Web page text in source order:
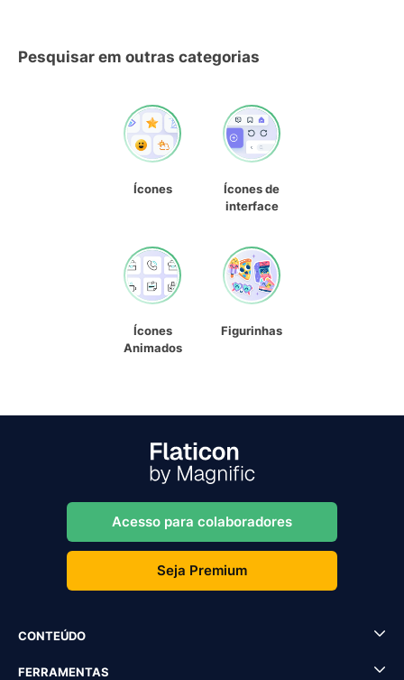
Pesquisar em outras categorias
Ícones
Ícones de
interface
Ícones
Animados
Figurinhas
Acesso para colaboradores
Seja Premium
CONTEÚDO
FERRAMENTAS